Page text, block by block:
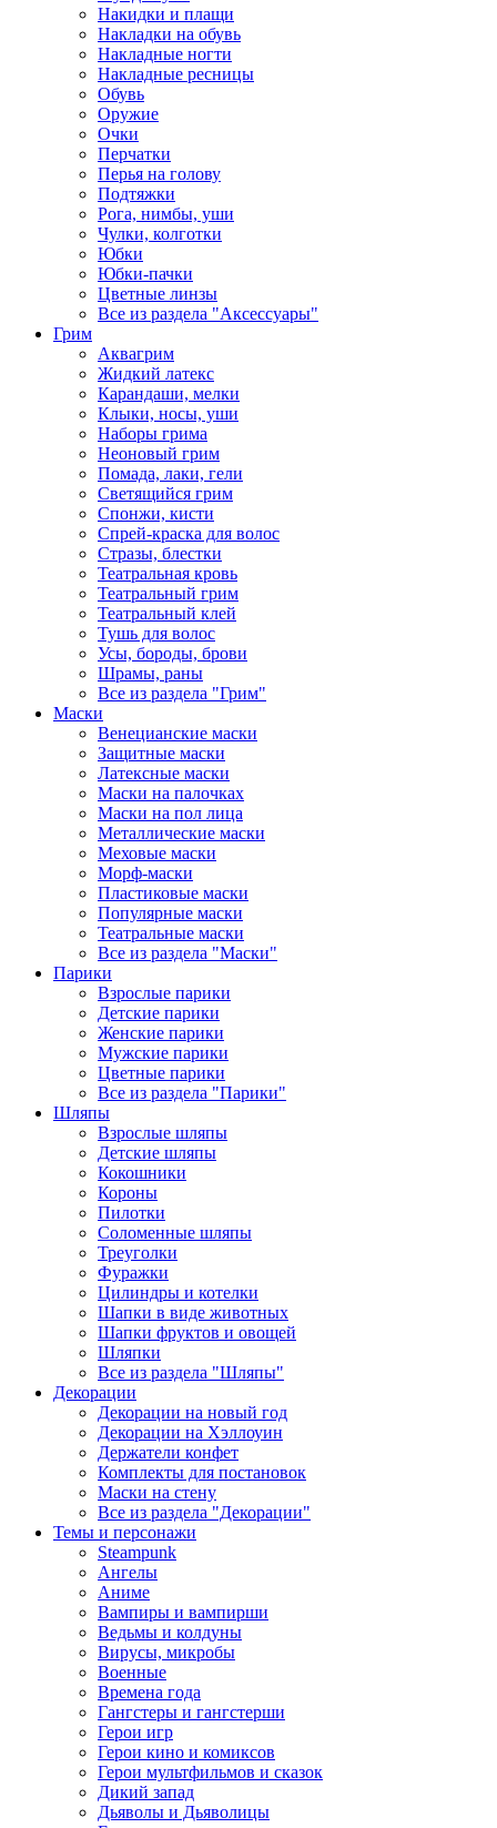
Накидки и плащи
Накладки на обувь
Накладные ногти
Накладные ресницы
Обувь
Оружие
Очки
Перчатки
Перья на голову
Подтяжки
Рога, нимбы, уши
Чулки, колготки
Юбки
Юбки-пачки
Цветные линзы
Все из раздела "Аксессуары"
Грим
Аквагрим
Жидкий латекс
Карандаши, мелки
Клыки, носы, уши
Наборы грима
Неоновый грим
Помада, лаки, гели
Светящийся грим
Спонжи, кисти
Спрей-краска для волос
Стразы, блестки
Театральная кровь
Театральный грим
Театральный клей
Тушь для волос
Усы, бороды, брови
Шрамы, раны
Все из раздела "Грим"
Маски
Венецианские маски
Защитные маски
Латексные маски
Маски на палочках
Маски на пол лица
Металлические маски
Меховые маски
Морф-маски
Пластиковые маски
Популярные маски
Театральные маски
Все из раздела "Маски"
Парики
Взрослые парики
Детские парики
Женские парики
Мужские парики
Цветные парики
Все из раздела "Парики"
Шляпы
Взрослые шляпы
Детские шляпы
Кокошники
Короны
Пилотки
Соломенные шляпы
Треуголки
Фуражки
Цилиндры и котелки
Шапки в виде животных
Шапки фруктов и овощей
Шляпки
Все из раздела "Шляпы"
Декорации
Декорации на новый год
Декорации на Хэллоуин
Держатели конфет
Комплекты для постановок
Маски на стену
Все из раздела "Декорации"
Темы и персонажи
Steampunk
Ангелы
Аниме
Вампиры и вампирши
Ведьмы и колдуны
Вирусы, микробы
Военные
Времена года
Гангстеры и гангстерши
Герои игр
Герои кино и комиксов
Герои мультфильмов и сказок
Дикий запад
Дьяволы и Дьяволицы